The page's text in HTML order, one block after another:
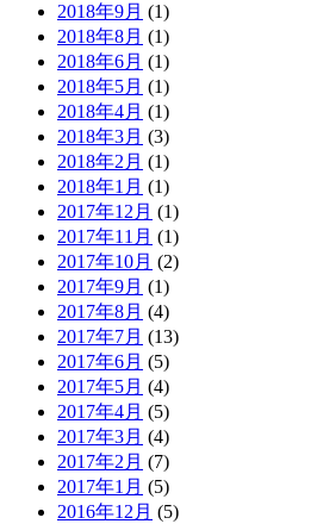
2018年9月 (1)
2018年8月 (1)
2018年6月 (1)
2018年5月 (1)
2018年4月 (1)
2018年3月 (3)
2018年2月 (1)
2018年1月 (1)
2017年12月 (1)
2017年11月 (1)
2017年10月 (2)
2017年9月 (1)
2017年8月 (4)
2017年7月 (13)
2017年6月 (5)
2017年5月 (4)
2017年4月 (5)
2017年3月 (4)
2017年2月 (7)
2017年1月 (5)
2016年12月 (5)